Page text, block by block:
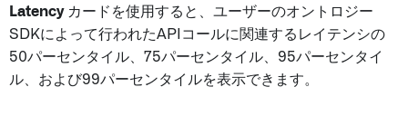
Latencyカードを使用すると、ユーザーのオントロジー
SDKによって行われたAPIコールに関連するレイテンシの
50パーセンタイル、75パーセンタイル、95パーセンタイ
ル、および99パーセンタイルを表示できます。